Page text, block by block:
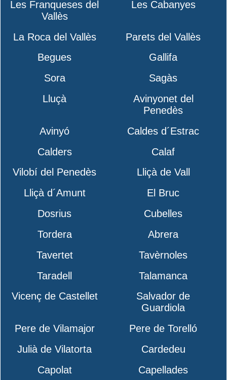
Les Franqueses del
Vallès
Les Cabanyes
La Roca del Vallès
Parets del Vallès
Begues
Gallifa
Sora
Sagàs
Lluçà
Avinyonet del
Penedès
Avinyó
Caldes d´Estrac
Calders
Calaf
Vilobí del Penedès
Lliçà de Vall
Lliçà d´Amunt
El Bruc
Dosrius
Cubelles
Tordera
Abrera
Tavertet
Tavèrnoles
Taradell
Talamanca
Vicenç de Castellet
Salvador de
Guardiola
Pere de Vilamajor
Pere de Torelló
Julià de Vilatorta
Cardedeu
Capolat
Capellades